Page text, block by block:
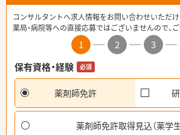
コンサルタントへ求人情報をお問い合わせいただけ
薬局・病院等への直接応募ではございませんので、
1 2 3
保有資格・経験
必須
薬剤師免許
薬剤師免許取得見込（薬学生